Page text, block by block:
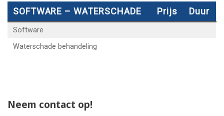
SOFTWARE – WATERSCHADE Prijs Duur
Software
Waterschade behandeling
Neem contact op!